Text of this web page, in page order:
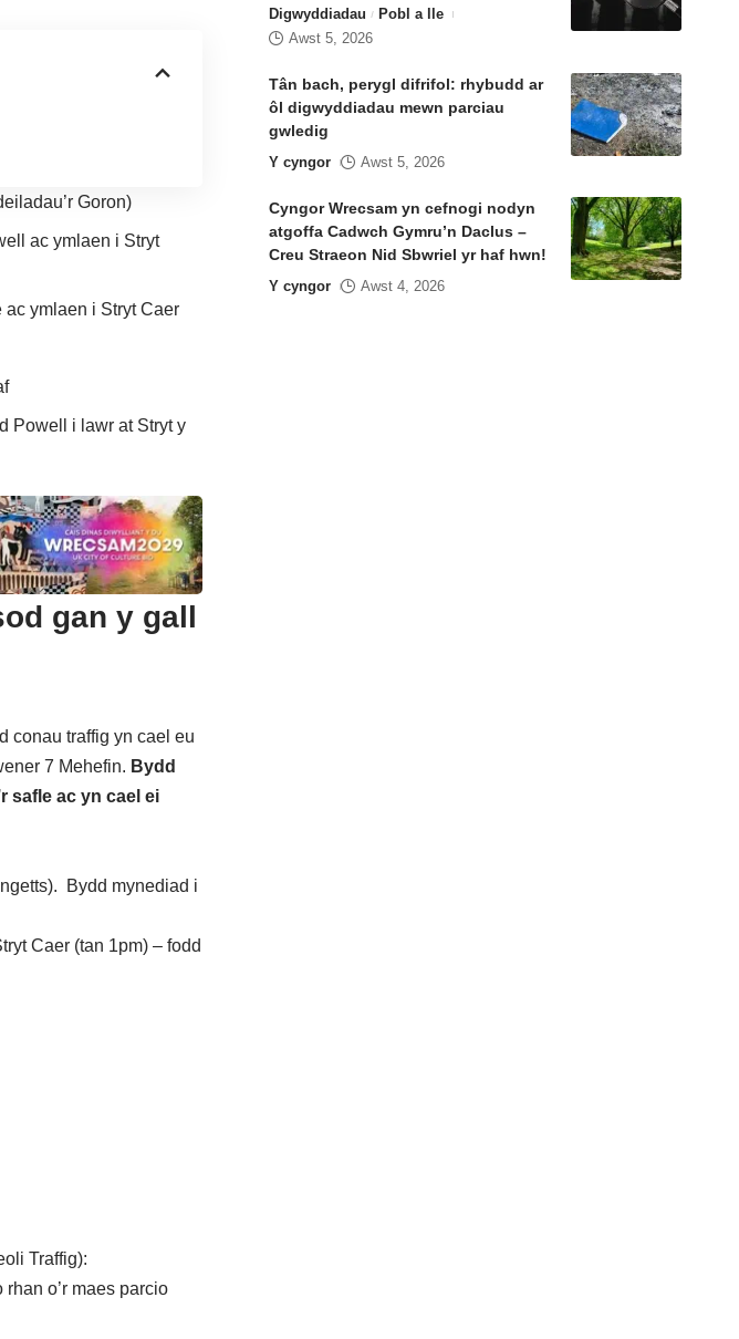
Goron)
ac ymlaen i Stryt
ac ymlaen i Stryt Caer
Powell i lawr at Stryt y
gan y gall
conau traffig yn cael eu
7 Mehefin. Bydd
safle ac yn cael ei
Bydd mynediad i
Caer (tan 1pm) – fodd
Traffig):
o’r maes parcio
Digwyddiadau
Pobl a lle
Awst 5, 2026
Tân bach, perygl difrifol: rhybudd ar
ôl digwyddiadau mewn parciau
gwledig
Y cyngor Awst 5, 2026
Cyngor Wrecsam yn cefnogi nodyn
atgoffa Cadwch Gymru’n Daclus –
Creu Straeon Nid Sbwriel yr haf hwn!
Y cyngor Awst 4, 2026